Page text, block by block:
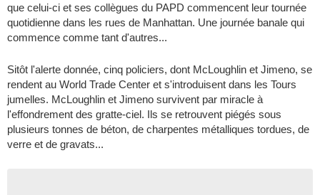
que celui-ci et ses collègues du PAPD commencent leur tournée
quotidienne dans les rues de Manhattan. Une journée banale qui
commence comme tant d'autres...
Sitôt l'alerte donnée, cinq policiers, dont McLoughlin et Jimeno, se
rendent au World Trade Center et s'introduisent dans les Tours
jumelles. McLoughlin et Jimeno survivent par miracle à
l'effondrement des gratte-ciel. Ils se retrouvent piégés sous
plusieurs tonnes de béton, de charpentes métalliques tordues, de
verre et de gravats...